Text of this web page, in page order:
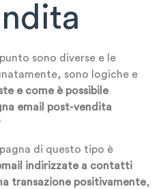
sono diverse e le
sono logiche e
e come è possibile
email post-vendita
di questo tipo è
indirizzate a contatti
transazione positivamente,